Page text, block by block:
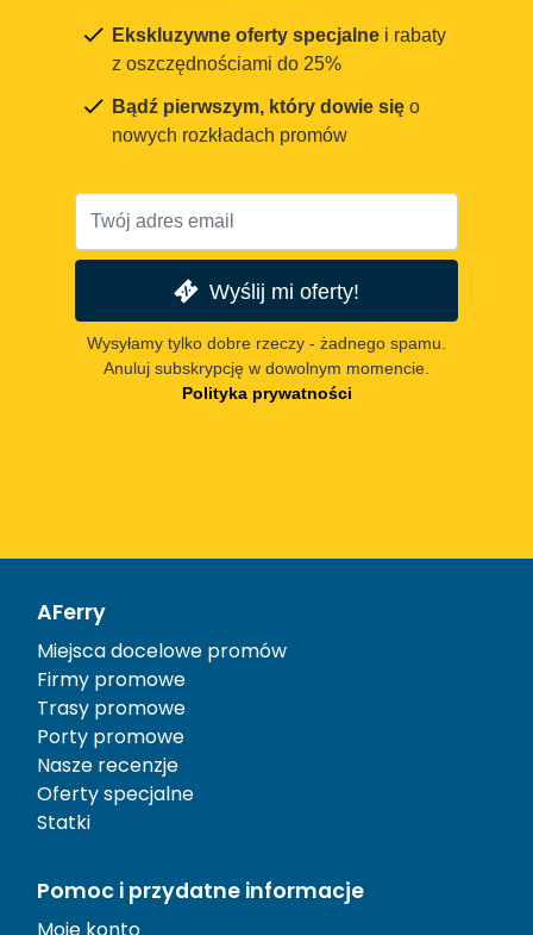
Ekskluzywne oferty specjalne i rabaty
z oszczędnościami do 25%
Bądź pierwszym, który dowie się o
nowych rozkładach promów
Wyślij mi oferty!
Wysyłamy tylko dobre rzeczy - żadnego spamu.
Anuluj subskrypcję w dowolnym momencie.
Polityka prywatności
AFerry
Miejsca docelowe promów
Firmy promowe
Trasy promowe
Porty promowe
Nasze recenzje
Oferty specjalne
Statki
Pomoc i przydatne informacje
Moje konto